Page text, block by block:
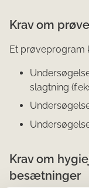
Krav om
Et prøveprogram
slagtning
Krav om
besætninger